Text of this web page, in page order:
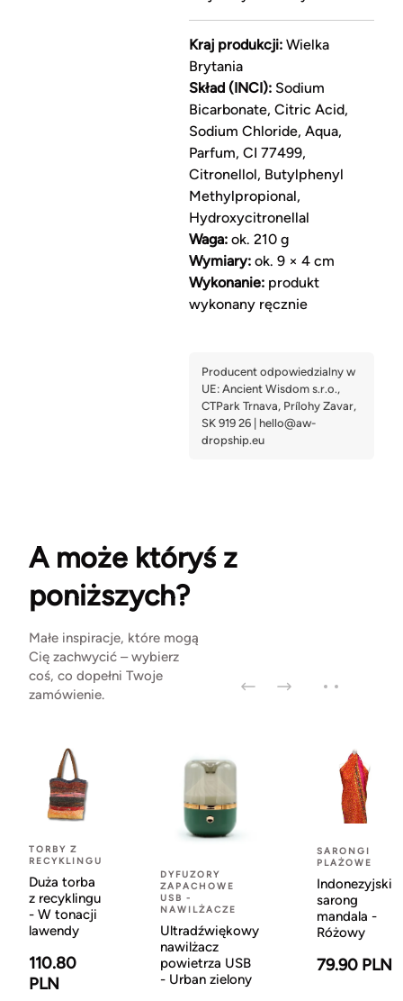
Kraj produkcji:Wielka
Brytania
Skład (INCI):Sodium
Bicarbonate, Citric Acid,
Sodium Chloride, Aqua,
Parfum, CI 77499,
Citronellol, Butylphenyl
Methylpropional,
Hydroxycitronellal
Waga:ok. 210 g
Wymiary:ok. 9 × 4 cm
Wykonanie:produkt
wykonany ręcznie
A może któryś z
poniższych?
Małe inspiracje, które mogą
Cię zachwycić – wybierz
coś, co dopełni Twoje
zamówienie.
TORBY Z
RECYKLINGU
Duża torba
z recyklingu
- W tonacji
lawendy
110.80
PLN
DYFUZORY
ZAPACHOWE
USB -
NAWILŻACZE
Ultradźwiękowy
nawilżacz
powietrza USB
- Urban zielony
SARONGI
PLAŻOWE
Indonezyjski
sarong
mandala -
Różowy
79.90 PLN